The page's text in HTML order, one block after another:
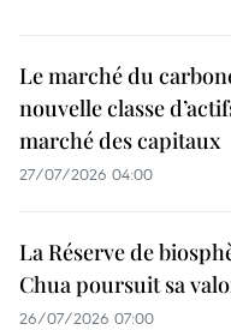
Le marché du
nouvelle classe
marché des capitaux
27/07/2026 04:00
La Réserve de
Chua poursuit sa
26/07/2026 07:00